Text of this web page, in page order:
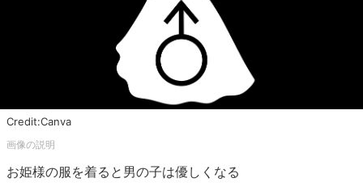
Credit:Canva
お姫様の服を着ると男の子は優しくなる